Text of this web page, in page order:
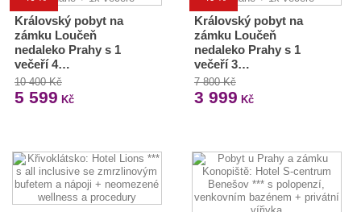
Královský pobyt na
zámku Loučeň
nedaleko Prahy s 1
večeří 4…
10 400 Kč
5 599 Kč
Královský pobyt na
zámku Loučeň
nedaleko Prahy s 1
večeří 3…
7 800 Kč
3 999 Kč